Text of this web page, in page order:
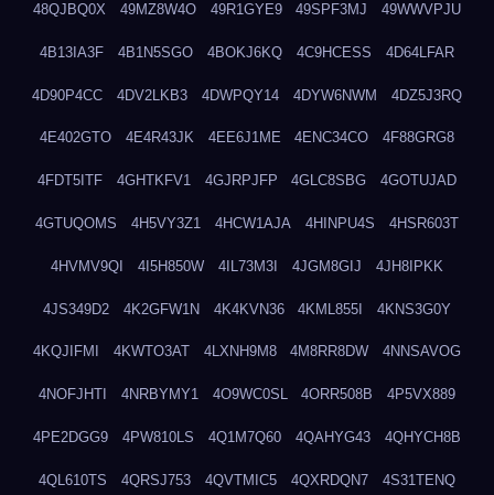
48QJBQ0X 49MZ8W4O 49R1GYE9 49SPF3MJ 49WWVPJU
4B13IA3F 4B1N5SGO 4BOKJ6KQ 4C9HCESS 4D64LFAR
4D90P4CC 4DV2LKB3 4DWPQY14 4DYW6NWM 4DZ5J3RQ
4E402GTO 4E4R43JK 4EE6J1ME 4ENC34CO 4F88GRG8
4FDT5ITF 4GHTKFV1 4GJRPJFP 4GLC8SBG 4GOTUJAD
4GTUQOMS 4H5VY3Z1 4HCW1AJA 4HINPU4S 4HSR603T
4HVMV9QI 4I5H850W 4IL73M3I 4JGM8GIJ 4JH8IPKK
4JS349D2 4K2GFW1N 4K4KVN36 4KML855I 4KNS3G0Y
4KQJIFMI 4KWTO3AT 4LXNH9M8 4M8RR8DW 4NNSAVOG
4NOFJHTI 4NRBYMY1 4O9WC0SL 4ORR508B 4P5VX889
4PE2DGG9 4PW810LS 4Q1M7Q60 4QAHYG43 4QHYCH8B
4QL610TS 4QRSJ753 4QVTMIC5 4QXRDQN7 4S31TENQ